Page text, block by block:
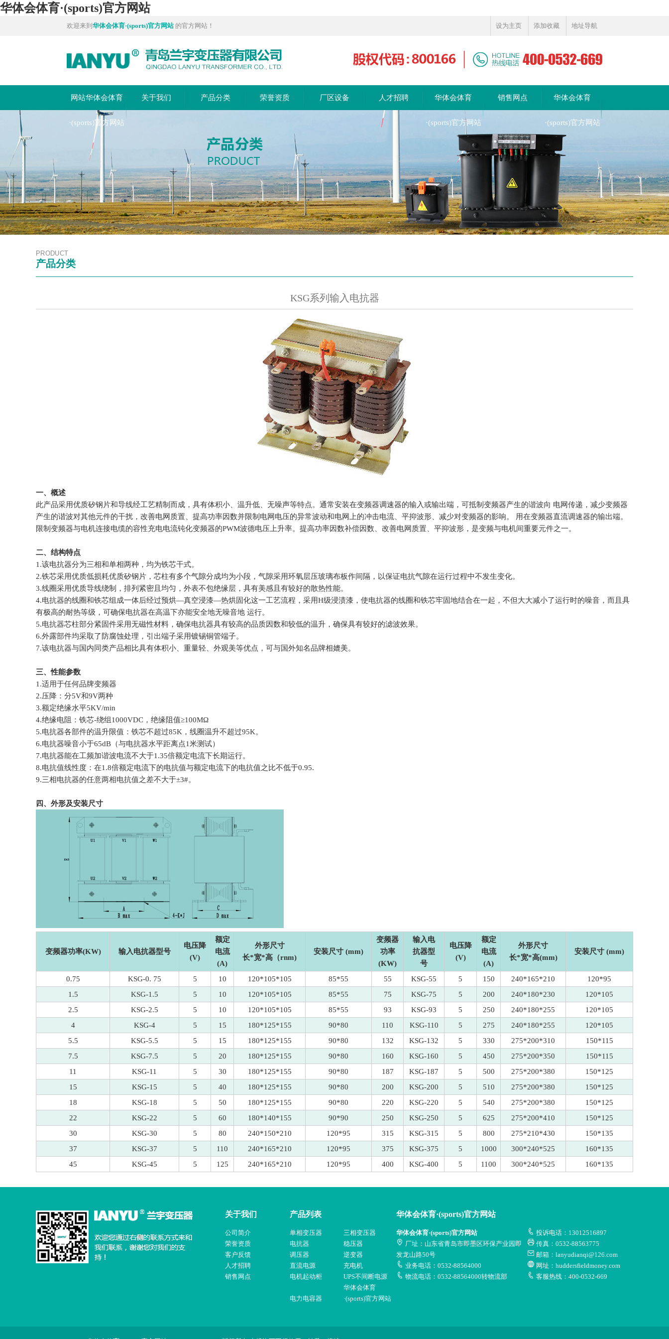
华体会体育·(sports)官方网站
欢迎来到华体会体育·(sports)官方网站 的官方网站！ 设为主页 添加收藏 地址导航
网站华体会体育
·(sports)官方网站
关于我们 产品分类 荣誉资质 厂区设备 人才招聘 华体会体育
·(sports)官方网站
销售网点 华体会体育
·(sports)官方网站
PRODUCT
产品分类
KSG系列输入电抗器
一、概述
此产品采用优质矽钢片和导线经工艺精制而成，具有体积小、温升低、无噪声等特点。通常安装在变频器调速器的输入或输出端，可抵制变频器产生的谐波向 电网传递，减少变频器
产生的谐波对其他元件的干扰，改善电网质置、提高功率因数并限制电网电压的异常波动和电网上的冲击电流、平抑波形、减少对变频器的影响。 用在变频器直流调速器的输出端。
限制变频器与电机连接电缆的容性充电电流钝化变频器的PWM波德电压上升率。提高功率因数补偿因数、改善电网质置、平抑波形，是变频与电机间重要元件之一。
二、结构特点
1.该电抗器分为三相和单相两种，均为铁芯干式。
2.铁芯采用优质低损耗优质矽钢片，芯柱有多个气隙分成均为小段，气隙采用环氧层压玻璃布板作间隔，以保证电抗气隙在运行过程中不发生变化。
3.线圈采用优质导线绕制，排列紧密且均匀，外表不包绝缘层，具有美感且有较好的散热性能。
4.电抗器的线圈和铁芯组成一体后经过预烘—真空浸漆—热烘固化这一工艺流程，采用H级浸渍漆，使电抗器的线圈和铁芯牢固地结合在一起，不但大大减小了运行时的噪音，而且具
有极高的耐热等级，可确保电抗器在高温下亦能安全地无噪音地 运行。
5.电抗器芯柱部分紧固件采用无磁性材料，确保电抗器具有较高的品质因数和较低的温升，确保具有较好的滤波效果。
6.外露部件均采取了防腐蚀处理，引出端子采用镀锡铜管端子。
7.该电抗器与国内同类产品相比具有体积小、重量轻、外观美等优点，可与国外知名品牌相媲美。
三、性能参数
1.适用于任何品牌变频器
2.压降：分5V和9V两种
3.额定绝缘水平5KV/min
4.绝缘电阻：铁芯-绕组1000VDC，绝缘阻值≥100MΩ
5.电抗器各部件的温升限值：铁芯不超过85K，线圈温升不超过95K。
6.电抗器噪音小于65dB（与电抗器水平距离点1米测试）
7.电抗器能在工频加谐波电流不大于1.35倍额定电流下长期运行。
8.电抗值线性度：在1.8倍额定电流下的电抗值与额定电流下的电抗值之比不低于0.95.
9.三相电抗器的任意两相电抗值之差不大于±3#。
四、外形及安装尺寸
变频器功率(KW) 输入电抗器型号
电压降
(V)
额定
电流
(A)
外形尺寸
长*宽*高（rnm)
安装尺寸 (mm)
变频器
功率
(KW)
输入电
抗器型
号
电压降
(V)
额定
电流
(A)
外形尺寸
长*宽*高(mm)
安装尺寸 (mm)
0.75 KSG-0. 75 5 10 120*105*105 85*55 55 KSG-55 5 150 240*165*210
120*95
1.5
KSG-1.5 5 10 120*105*105 85*55 75 KSG-75 5 200 240*180*230
120*105
2.5
KSG-2.5 5 10 120*105*105 85*55 93 KSG-93 5 250 240*180*255
120*105
4
KSG-4 5 15 180*125*155 90*80 110 KSG-110 5 275 240*180*255
120*105
5.5
KSG-5.5 5 15 180*125*155 90*80 132 KSG-132 5 330 275*200*310
150*115
7.5
KSG-7.5 5 20 180*125*155 90*80 160 KSG-160 5 450 275*200*350
150*115
11
KSG-11 5 30 180*125*155 90*80 187 KSG-187 5 500 275*200*380
150*125
15
KSG-15 5 40 180*125*155 90*80 200 KSG-200 5 510 275*200*380
150*125
18
KSG-18 5 50 180*125*155 90*80 220 KSG-220 5 540 275*200*380
150*125
22
KSG-22 5 60 180*140*155 90*90 250 KSG-250 5 625 275*200*410
150*125
30
KSG-30 5 80 240*150*210 120*95 315 KSG-315 5 800 275*210*430
150*135
37
KSG-37 5 110 240*165*210 120*95 375 KSG-375 5 1000 300*240*525
160*135
45
KSG-45 5 125 240*165*210 120*95 400 KSG-400 5 1100 300*240*525 160*135
关于我们
公司简介
荣誉资质
客户反馈
人才招聘
销售网点
产品列表
单相变压器
三相变压器
电抗器
稳压器
调压器
逆变器
直流电源
充电机
电机起动柜
UPS不间断电源
电力电容器
华体会体育
·(sports)官方网站
华体会体育·(sports)官方网站
华体会体育·(sports)官方网站
厂址：山东省青岛市即墨区环保产业园即
发龙山路50号
业务电话：0532-88564000
物流电话：0532-88564000转物流部
投诉电话：13012516897
传真：0532-88563775
邮箱：lanyudianqi@126.com
网址：huddersfieldmoney.com
客服热线：400-0532-669